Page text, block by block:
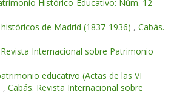
Histórico-Educativo: Núm. 12
de Madrid (1837-1936) , Cabás.
Internacional sobre Patrimonio
educativo (Actas de las VI
, Cabás. Revista Internacional sobre